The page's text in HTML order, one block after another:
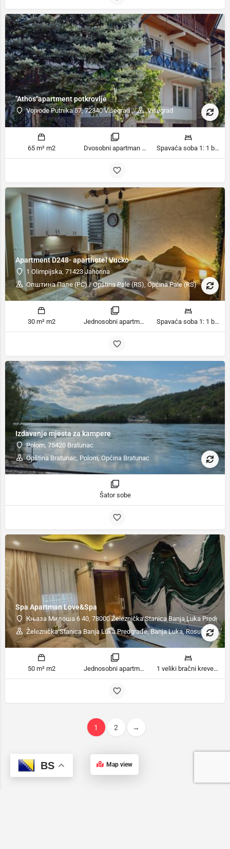
"Athos"apartment potkrovlje
Vojvode Putnika 57, 72340 Višegrad Višegrad
65 m² m2 Dvosobni apartman sobe Spavaća soba 1: 1 bračni krevet | Spavaća soba 2: 1 bračni krevet | Dnevni boravak: 3 kauča na razvlačenje ležaja
Apartment D248- aparthotel Vucko
1 Olimpijska, 71423 Jahorina
Општина Пале (РС) / Opština Pale (RS), Općina Pale (RS)
30 m² m2 Jednosobni apartman sobe Spavaća soba 1: 1 bračni krevet | Dnevni boravak: 1 kauč na razvlačenje ležaja
Izdavanje mjesta za kampere
Polom, 75420 Bratunac
Opština Bratunac, Polom, Općina Bratunac
Šator sobe
Spa Apartman Love&Spa
Књаза Милоша 6 40, 78000 Železnička Stanica Banja Luka
Železnička Stanica Banja Luka Predgrađe, Banja Luka, Rosulje
50 m² m2 Jednosobni apartman sobe 1 veliki bračni krevet ležaja
1 2 →
Map view
BS